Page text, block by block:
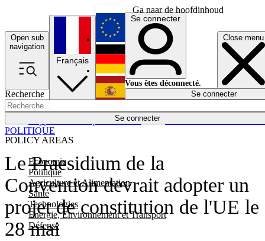
Ga naar de hoofdinhoud
Open sub
navigation
Close menu
Recherche
Se connecter
POLICY AREAS
Economie
Politique
Agriculture et Alimentation
Santé
Technologies
Energie, Environnement et Transport
Défense
Économie
Français
English
Deutsch
Español
Se connecter
Vous êtes déconnecté.
Se connecter
Le Praesidium de la
Convention devrait adopter un
projet de constitution de l'UE le
28 mai
POLITIQUE